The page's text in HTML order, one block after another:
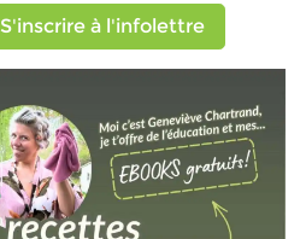
S'inscrire à l'infolettre